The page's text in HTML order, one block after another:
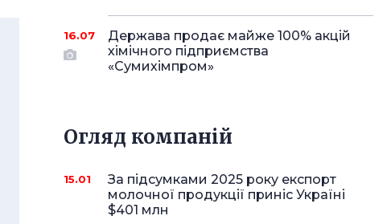
16.07
Держава продає майже 100% акцій
хімічного підприємства
«Сумихімпром»
Огляд компаній
15.01
За підсумками 2025 року експорт
молочної продукції приніс Україні
$401 млн